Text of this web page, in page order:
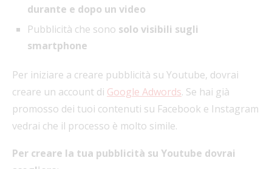
durante e dopo un video
Pubblicità che sono solo visibili sugli
smartphone
Per iniziare a creare pubblicità su Youtube, dovrai
creare un account di Google Adwords. Se hai già
promosso dei tuoi contenuti su Facebook e Instagram
vedrai che il processo è molto simile.
Per creare la tua pubblicità su Youtube dovrai